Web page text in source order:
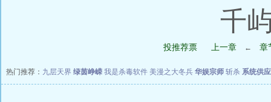
千
投推荐票 上一章 ← 章
热门推荐： 九层天界 绿茵峥嵘 我是杀毒软件 美漫之大冬兵 华娱宗师 斩杀 系统供